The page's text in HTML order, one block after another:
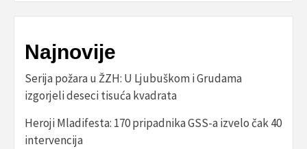
Najnovije
Serija požara u ŽZH: U Ljubuškom i Grudama
izgorjeli deseci tisuća kvadrata
Heroji Mladifesta: 170 pripadnika GSS-a izvelo čak 40
intervencija